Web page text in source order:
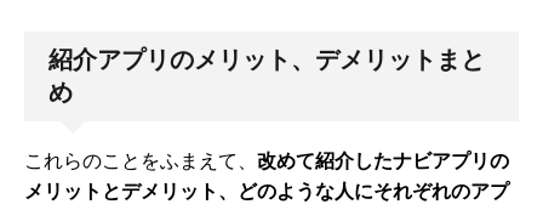
紹介アプリのメリット、デメリットまと
め
これらのことをふまえて、 改めて紹介したナビアプリの
メリットとデメリット、どのような人にそれぞれのアプ